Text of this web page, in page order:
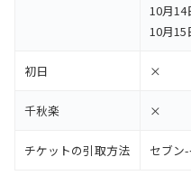
10月14
10月15
初日 ×
千秋楽 ×
チケットの引取方法 セブン